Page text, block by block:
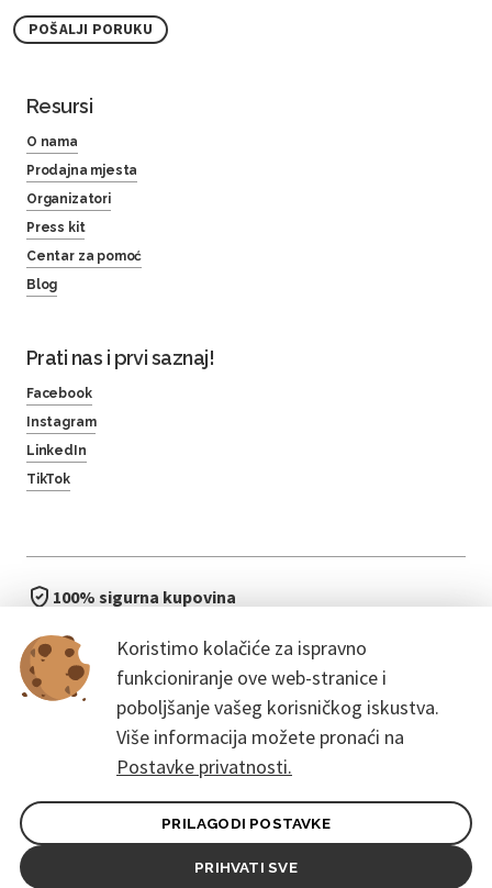
Koristimo kolačiće za ispravno
funkcioniranje ove web-stranice i
poboljšanje vašeg korisničkog iskustva.
Više informacija možete pronaći na
Postavke privatnosti.
PRILAGODI POSTAVKE
PRIHVATI SVE
POŠALJI PORUKU
Resursi
O nama
Prodajna mjesta
Organizatori
Press kit
Centar za pomoć
Blog
Prati nas i prvi saznaj!
Facebook
Instagram
LinkedIn
TikTok
100% sigurna kupovina
bez čekanja u redu
Opći uvjeti ugovora za kupce
Pravila zaštite osobnih podataka
© 2026. CoreEvent